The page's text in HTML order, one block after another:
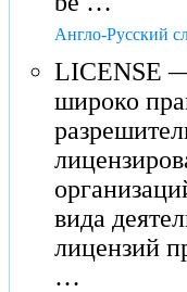
Англо-Русский
LICENSE
широко
вида
лицензий
…